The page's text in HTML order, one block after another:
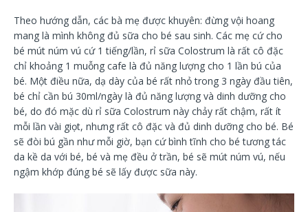
Theo hướng dẫn, các bà mẹ được khuyên: đừng vội hoang
mang là mình không đủ sữa cho bé sau sinh. Các mẹ cứ cho
bé mút núm vú cứ 1 tiếng/lần, rỉ sữa Colostrum là rất cô đặc
chỉ khoảng 1 muỗng cafe là đủ năng lượng cho 1 lần bú của
bé. Một điều nữa, dạ dày của bé rất nhỏ trong 3 ngày đầu tiên,
bé chỉ cần bú 30ml/ngày là đủ năng lượng và dinh dưỡng cho
bé, do đó mặc dù rỉ sữa Colostrum này chảy rất chậm, rất ít
mỗi lần vài giọt, nhưng rất cô đặc và đủ dinh dưỡng cho bé. Bé
sẽ đòi bú gần như mỗi giờ, bạn cứ bình tĩnh cho bé tương tác
da kề da với bé, bé và mẹ đều ở trần, bé sẽ mút núm vú, nếu
ngậm khớp đúng bé sẽ lấy được sữa này.